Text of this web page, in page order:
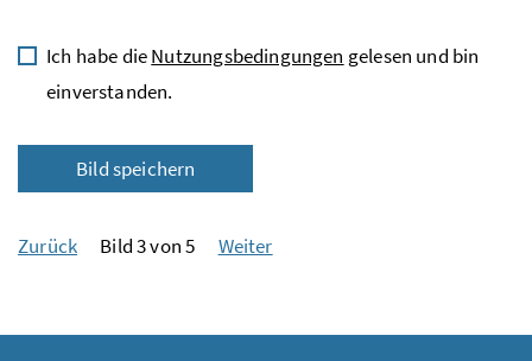
Ich habe dieNutzungsbedingungen gelesen und bin
einverstanden.
Bild speichern
Zurück Bild 3 von 5 Weiter